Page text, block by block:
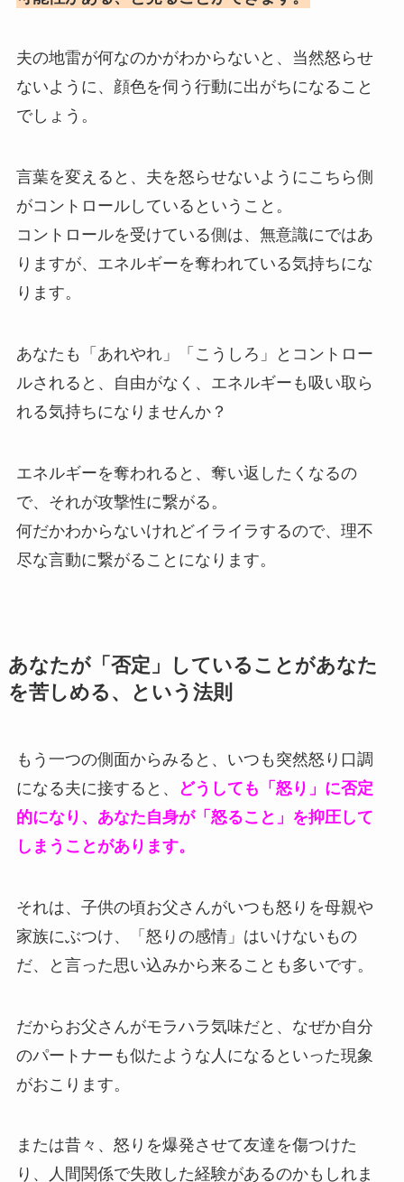
夫の地雷が何なのかがわからないと、当然怒らせ
ないように、顔色を伺う行動に出がちになること
でしょう。
言葉を変えると、夫を怒らせないようにこちら側
がコントロールしているということ。
コントロールを受けている側は、無意識にではあ
りますが、エネルギーを奪われている気持ちにな
ります。
あなたも「あれやれ」「こうしろ」とコントロー
ルされると、自由がなく、エネルギーも吸い取ら
れる気持ちになりませんか？
エネルギーを奪われると、奪い返したくなるの
で、それが攻撃性に繋がる。
何だかわからないけれどイライラするので、理不
尽な言動に繋がることになります。
あなたが「否定」していることがあなた
を苦しめる、という法則
もう一つの側面からみると、いつも突然怒り口調
になる夫に接すると、
どうしても「怒り」に否定
的になり、あなた自身が「怒ること」を抑圧して
しまうことがあります。
それは、子供の頃お父さんがいつも怒りを母親や
家族にぶつけ、「怒りの感情」はいけないもの
だ、と言った思い込みから来ることも多いです。
だからお父さんがモラハラ気味だと、なぜか自分
のパートナーも似たような人になるといった現象
がおこります。
または昔々、怒りを爆発させて友達を傷つけた
り、人間関係で失敗した経験があるのかもしれま